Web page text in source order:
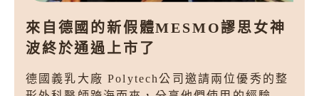
來自德國的新假體MESMO謬思女神
波終於通過上市了
德國義乳大廠 Polytech公司邀請兩位優秀的整